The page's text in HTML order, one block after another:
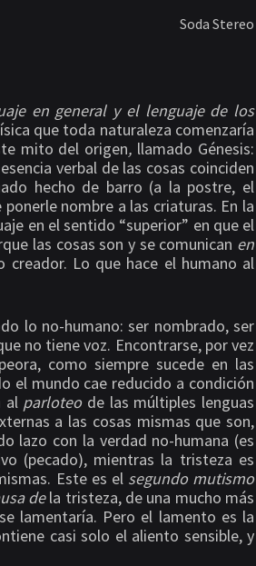
Soda Stereo
en general y el lenguaje de los
que toda naturaleza comenzaría
mito del origen, llamado Génesis:
verbal de las cosas coinciden
hecho de barro (a la postre, el
nombre a las criaturas. En la
en el sentido “superior” en que el
las cosas son y se comunican en
creador. Lo que hace el humano al
lo no-humano: ser nombrado, ser
no tiene voz. Encontrarse, por vez
como siempre sucede en las
el mundo cae reducido a condición
al parloteode las múltiples lenguas
a las cosas mismas que son,
lazo con la verdad no-humana (es
(pecado), mientras la tristeza es
Este es el segundo mutismo
dela tristeza, de una mucho más
lamentaría. Pero el lamento es la
casi solo el aliento sensible, y